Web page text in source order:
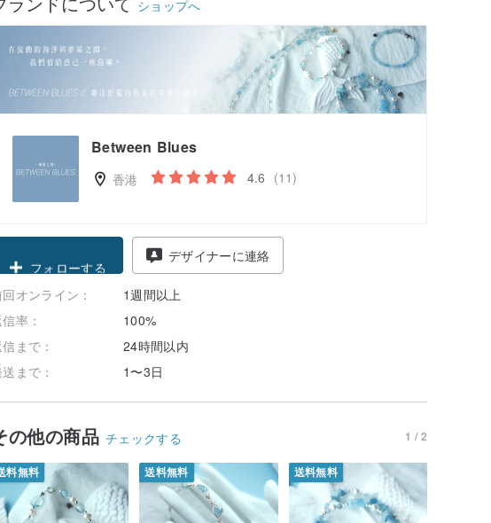
ショップへ
Between Blues
香港 4.6 (11)
フォローする
デザイナーに連絡
オンライン：
1週間以上
率：
100%
まで：
24時間以内
まで：
1〜3日
の他の商品 チェックする 1 / 2
料無料 送料無料 送料無料